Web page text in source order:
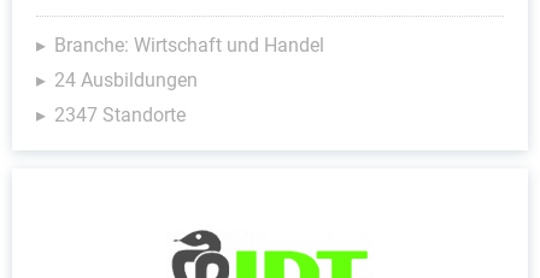
Branche: Wirtschaft und Handel
24 Ausbildungen
2347 Standorte